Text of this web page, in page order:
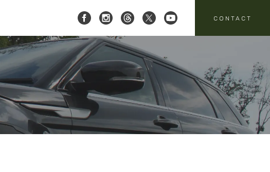
会社概要 スタッフニュース
注文販売 買取
CONTACT
[ レイブリック三郷店 ]
048-951-4136
10:00-18:00 定休日:水曜日
注文販売のお問い合わせ
パーツ・アクセサリーの
お問い合わせ